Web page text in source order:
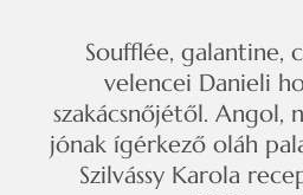
Soufflée, galantine,
velencei Danieli
szakácsnőjétől. Angol,
jónak ígérkező oláh
Szilvássy Karola